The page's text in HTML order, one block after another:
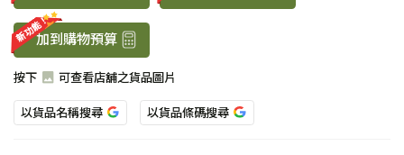
加到購物預算
新功能！
按下 可查看店舖之貨品圖片
以貨品名稱搜尋 以貨品條碼搜尋